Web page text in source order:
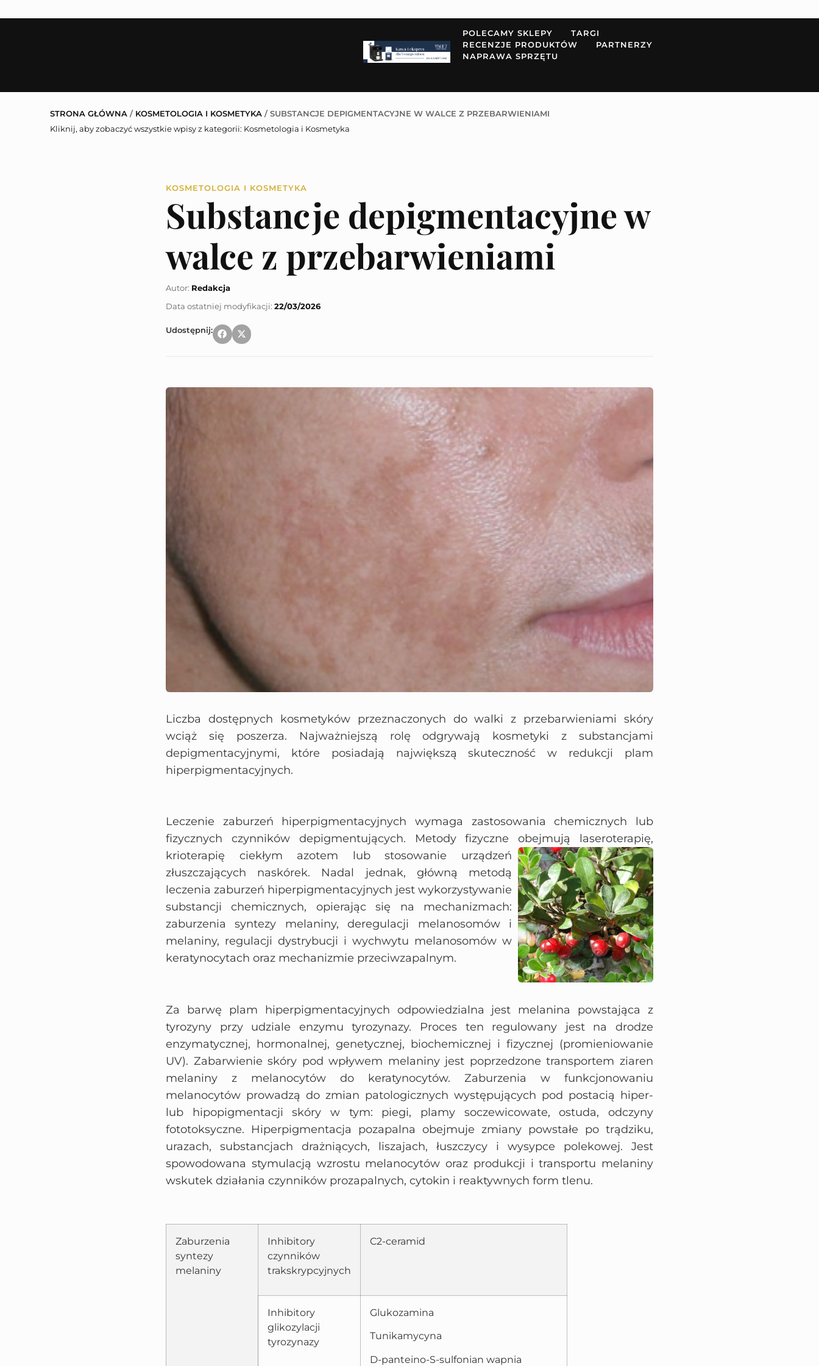
POLECAMY SKLEPY
TARGI
RECENZJE PRODUKTÓW
PARTNERZY
NAPRAWA SPRZĘTU
STRONA GŁÓWNA / KOSMETOLOGIA I KOSMETYKA /SUBSTANCJE DEPIGMENTACYJNE W WALCE Z PRZEBARWIENIAMI
Kliknij, aby zobaczyć wszystkie wpisy z kategorii: Kosmetologia i Kosmetyka
KOSMETOLOGIA I KOSMETYKA
Substancje depigmentacyjne w
walce z przebarwieniami
Autor: Redakcja
22/03/2026
Udostępnij:
Liczba dostępnych kosmetyków przeznaczonych do walki z przebarwieniami skóry
wciąż się poszerza. Najważniejszą rolę odgrywają kosmetyki z substancjami
depigmentacyjnymi, które posiadają największą skuteczność w redukcji plam
hiperpigmentacyjnych.
Leczenie zaburzeń hiperpigmentacyjnych wymaga zastosowania chemicznych lub
fizycznych czynników depigmentujących. Metody fizyczne obejmują laseroterapię,
krioterapię ciekłym azotem lub stosowanie urządzeń
złuszczających naskórek. Nadal jednak, główną metodą
leczenia zaburzeń hiperpigmentacyjnych jest wykorzystywanie
substancji chemicznych, opierając się na mechanizmach:
zaburzenia syntezy melaniny, deregulacji melanosomów i
melaniny, regulacji dystrybucji i wychwytu melanosomów w
keratynocytach oraz mechanizmie przeciwzapalnym.
Za barwę plam hiperpigmentacyjnych odpowiedzialna jest melanina powstająca z
tyrozyny przy udziale enzymu tyrozynazy. Proces ten regulowany jest na drodze
enzymatycznej, hormonalnej, genetycznej, biochemicznej i fizycznej (promieniowanie
UV). Zabarwienie skóry pod wpływem melaniny jest poprzedzone transportem ziaren
melaniny z melanocytów do keratynocytów. Zaburzenia w funkcjonowaniu
melanocytów prowadzą do zmian patologicznych występujących pod postacią hiper-
lub hipopigmentacji skóry w tym: piegi, plamy soczewicowate, ostuda, odczyny
fototoksyczne. Hiperpigmentacja pozapalna obejmuje zmiany powstałe po trądziku,
urazach, substancjach drażniących, liszajach, łuszczycy i wysypce polekowej. Jest
spowodowana stymulacją wzrostu melanocytów oraz produkcji i transportu melaniny
wskutek działania czynników prozapalnych, cytokin i reaktywnych form tlenu.
Zaburzenia
syntezy
melaniny
Inhibitory
czynników
trakskrypcyjnych
C2-ceramid
Inhibitory
glikozylacji
tyrozynazy
Glukozamina
Tunikamycyna
D-panteino-S-sulfonian wapnia